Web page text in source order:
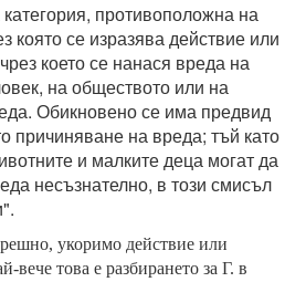
противоположна на
която се изразява действие или
което се нанася вреда на
на обществото или на
Обикновено се има предвид
причиняване на вреда; тъй като
и малките деца могат да
несъзнателно, в този смисъл
укоримо действие или
вече това е разбирането за Г. в